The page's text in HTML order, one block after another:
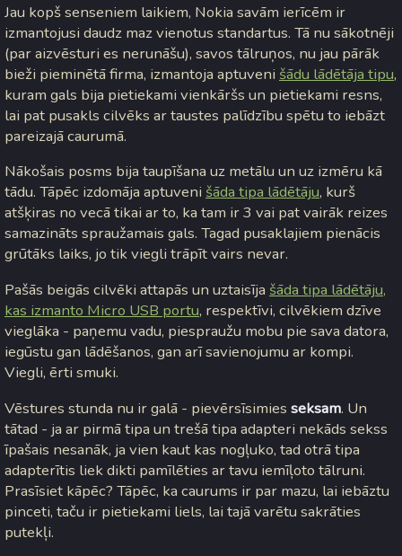
Jau kopš senseniem laikiem, Nokia savām ierīcēm ir
izmantojusi daudz maz vienotus standartus. Tā nu sākotnēji
(par aizvēsturi es nerunāšu), savos tālruņos, nu jau pārāk
bieži pieminētā firma, izmantoja aptuveni šādu lādētāja tipu,
kuram gals bija pietiekami vienkāršs un pietiekami resns,
lai pat pusakls cilvēks ar taustes palīdzību spētu to iebāzt
pareizajā caurumā.
Nākošais posms bija taupīšana uz metālu un uz izmēru kā
tādu. Tāpēc izdomāja aptuveni šāda tipa lādētāju, kurš
atšķiras no vecā tikai ar to, ka tam ir 3 vai pat vairāk reizes
samazināts spraužamais gals. Tagad pusaklajiem pienācis
grūtāks laiks, jo tik viegli trāpīt vairs nevar.
Pašās beigās cilvēki attapās un uztaisīja šāda tipa lādētāju,
kas izmanto Micro USB portu, respektīvi, cilvēkiem dzīve
vieglāka - paņemu vadu, piespraužu mobu pie sava datora,
iegūstu gan lādēšanos, gan arī savienojumu ar kompi.
Viegli, ērti smuki.
Vēstures stunda nu ir galā - pievērsīsimies seksam. Un
tātad - ja ar pirmā tipa un trešā tipa adapteri nekāds sekss
īpašais nesanāk, ja vien kaut kas nogļuko, tad otrā tipa
adapterītis liek dikti pamīlēties ar tavu iemīļoto tālruni.
Prasīsiet kāpēc? Tāpēc, ka caurums ir par mazu, lai iebāztu
pinceti, taču ir pietiekami liels, lai tajā varētu sakrāties
putekļi.